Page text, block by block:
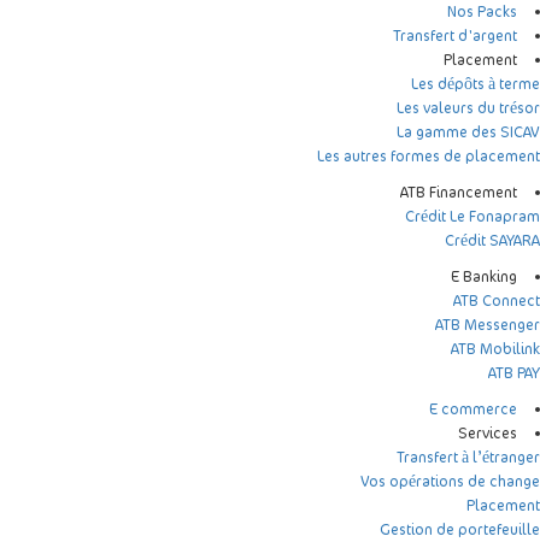
Nos Packs
Transfert d'argent
Placement
Les dépôts à terme
Les valeurs du trésor
La gamme des SICAV
Les autres formes de placement
ATB Financement
Crédit Le Fonapram
Crédit SAYARA
E Banking
ATB Connect
ATB Messenger
ATB Mobilink
ATB PAY
E commerce
Services
Transfert à l’étranger
Vos opérations de change
Placement
Gestion de portefeuille